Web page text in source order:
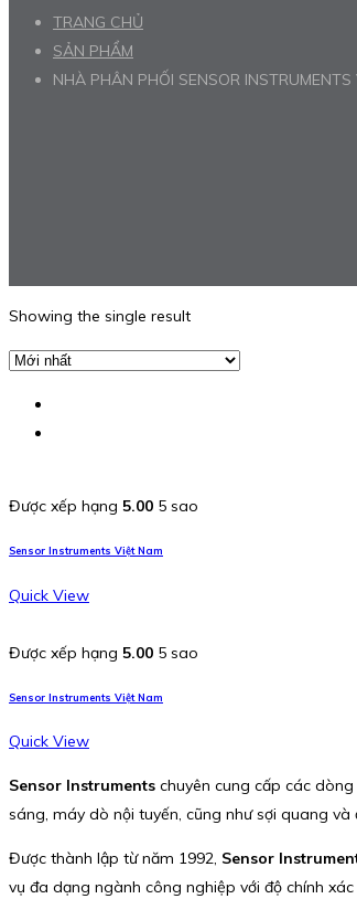
TRANG CHỦ
SẢN PHẨM
NHÀ PHÂN PHỐI SENSOR INSTRUMENTS
Showing the single result
Được xếp hạng 5.00 5 sao
Sensor Instruments Việt Nam
Quick View
Được xếp hạng 5.00 5 sao
Sensor Instruments Việt Nam
Quick View
Sensor Instruments chuyên cung cấp các
sáng, máy dò nội tuyến, cũng như sợi quang
Được thành lập từ năm 1992, Sensor
vụ đa dạng ngành công nghiệp với độ chính